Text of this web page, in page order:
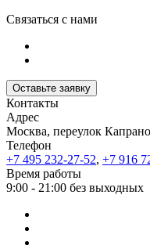
Связаться с нами
Оставьте заявку
Контакты
Адрес
Москва, переулок
Телефон
+7 495 232-27-52, +7 916
Время работы
9:00 - 21:00 без выходных